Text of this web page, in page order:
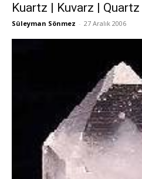
Kuartz | Kuvarz |
Süleyman Sönmez - 27 Aralık 2006